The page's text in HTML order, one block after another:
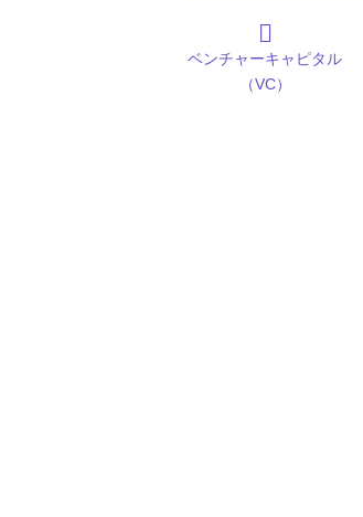
ベンチャーキャピタル
（VC）